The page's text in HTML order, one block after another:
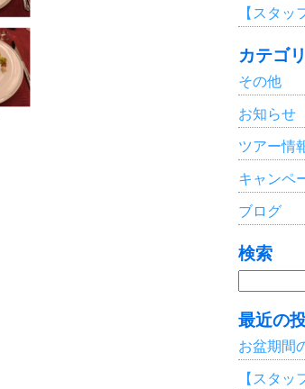
【スタ
カテゴ
その他
お知らせ
ツアー情
キャンペ
ブログ
検索
検
索:
最近の
お盆期間
【スタ